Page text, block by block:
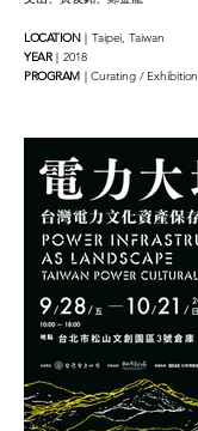
LOCATION｜Taipei, Taiwan
YEAR｜2018
PROGRAM｜Curating / Exhibition